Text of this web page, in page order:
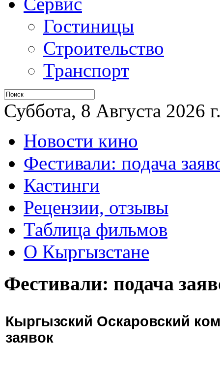
Гостиницы
Строительство
Транспорт
Суббота, 8 Августа 2026
Новости кино
Фестивали: подача
Кастинги
Рецензии, отзывы
Таблица фильмов
О Кыргызстане
Фестивали: подача
Кыргызский Оскаровский
заявок